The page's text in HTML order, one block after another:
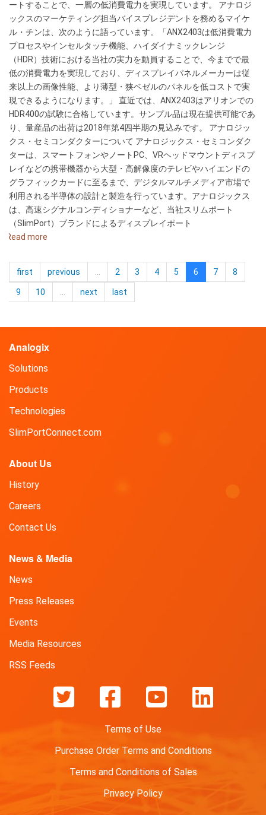
ートすることで、一層の低消費電力を実現しています。 アナロジ
ックスのマーケティング担当バイスプレジデントを務めるマイケ
ル・チンは、次のように語っています。「ANX2403は低消費電力
プロセスやインセルタッチ機能、ハイダイナミックレンジ
（HDR）技術における当社の実力を動員することで、今までで最
低の消費電力を実現しており、ディスプレイパネルメーカーは従
来以上の画像性能、より薄型・狭ベゼルのパネルを低コストで実
現できるようになります。」 直近では、ANX2403はアリオンでの
HDR400の試験に合格しています。サンプル品は現在提供可能であ
り、量産品の出荷は2018年第4四半期の見込みです。 アナロジッ
クス・セミコンダクターについて アナロジックス・セミコンダク
ターは、スマートフォンやノートPC、VRヘッドマウントディスプ
レイなどの携帯機器から大型・高解像度のテレビやハイエンドの
グラフィックカードに至るまで、デジタルマルチメディア市場で
利用される半導体の設計と製造を行っています。アナロジックス
は、高速シグナルコンディショナーなど、当社スリムポート
（SlimPort）ブランドによるディスプレイポート
Read more
ナ
ロ
ッ
が
の
ノ
PC
イ
ル
チ
を
搭
し
小
first previous 2 3 4 5 6 7 8
9 10 next last
Analogix
Solutions
Products
Technologies
SlimPortConnect.com
About Us
History
Careers
Contact Us
News & Media
News
Press Releases
Events
Media Resources
RSS Feeds
Terms of Use
Purchase Order Terms and Conditions
Terms and Conditions of Sales
Privacy Policy